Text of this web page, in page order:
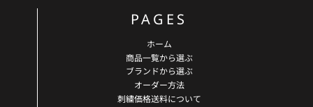
PAGES
ホーム
商品一覧から選ぶ
ブランドから選ぶ
オーダー方法
刺繍価格送料について